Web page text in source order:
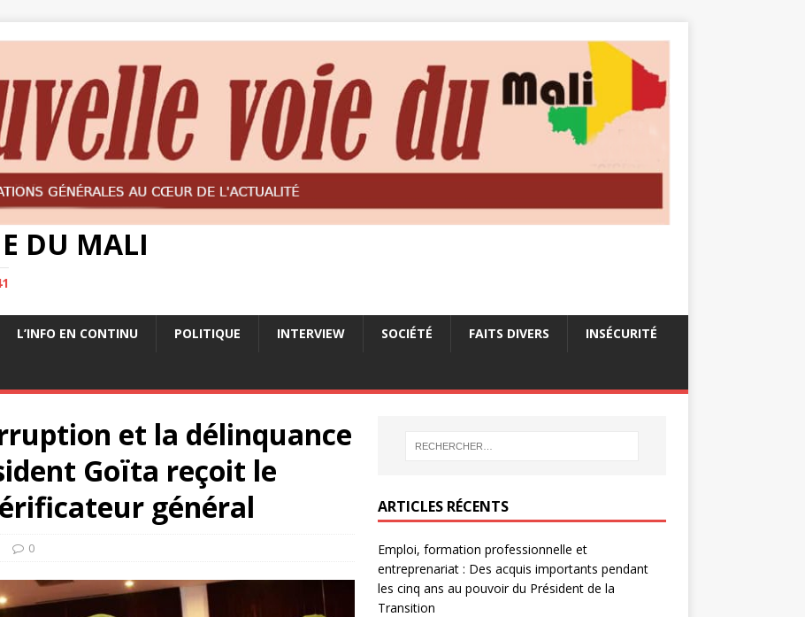
DU MALI
L’INFO EN CONTINU POLITIQUE INTERVIEW SOCIÉTÉ FAITS DIVERS INSÉCURITÉ
et la délinquance
Goïta reçoit le
général
0
ARTICLES RÉCENTS
Emploi, formation professionnelle et
entreprenariat : Des acquis importants pendant
les cinq ans au pouvoir du Président de la
Transition